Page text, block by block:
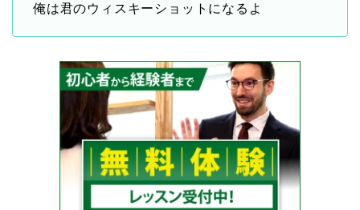
俺は君のウィスキーショットになるよ